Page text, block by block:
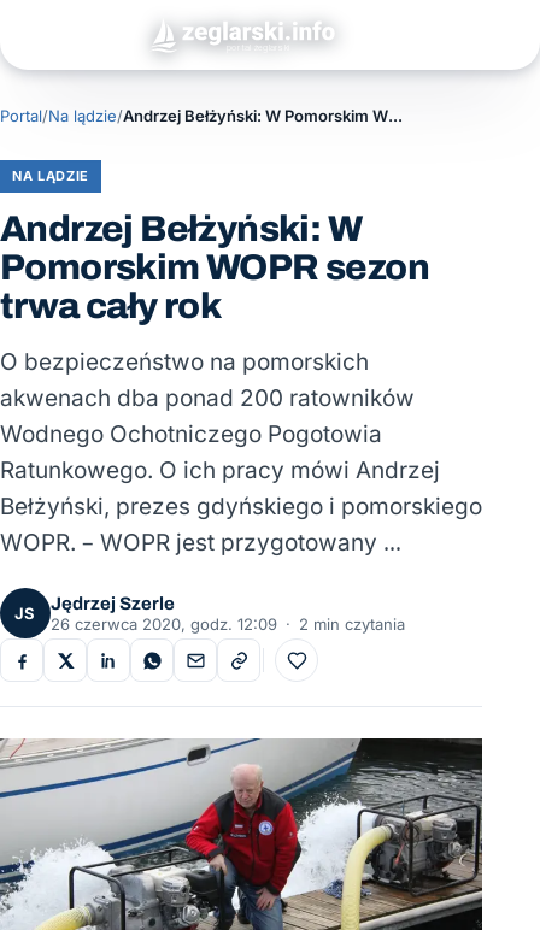
Portal/Na lądzie/ Andrzej Bełżyński: W Pomorskim WOPR sezon trwa cały rok
NA LĄDZIE
Andrzej Bełżyński: W
Pomorskim WOPR sezon
trwa cały rok
O bezpieczeństwo na pomorskich
akwenach dba ponad 200 ratowników
Wodnego Ochotniczego Pogotowia
Ratunkowego. O ich pracy mówi Andrzej
Bełżyński, prezes gdyńskiego i pomorskiego
WOPR. – WOPR jest przygotowany …
JS
Jędrzej Szerle
26 czerwca 2020, godz. 12:09 · 2 min czytania
Do ulubionych